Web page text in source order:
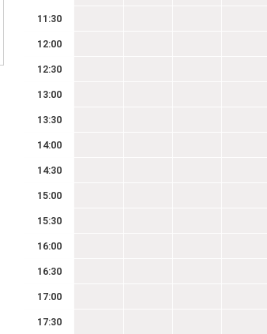
11:30
12:00
12:30
13:00
13:30
14:00
14:30
15:00
15:30
16:00
16:30
17:00
17:30